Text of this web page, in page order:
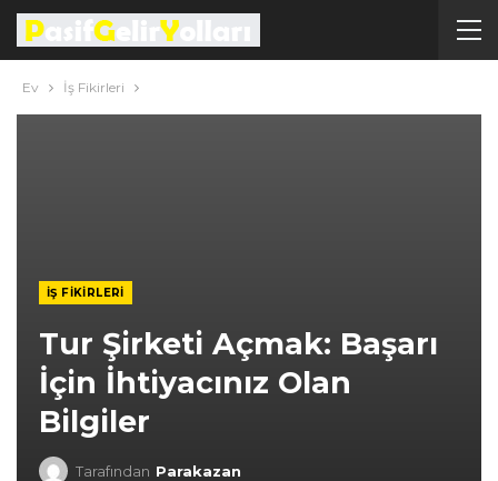
Ev İş Fikirleri
İŞ FIKIRLERI
Tur Şirketi Açmak: Başarı
İçin İhtiyacınız Olan
Bilgiler
Tarafından Parakazan